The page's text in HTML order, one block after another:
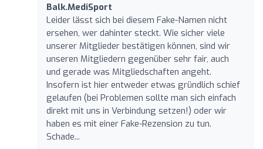
Balk.MediSport
Leider lässt sich bei diesem Fake-Namen nicht
ersehen, wer dahinter steckt. Wie sicher viele
unserer Mitglieder bestätigen können, sind wir
unseren Mitgliedern gegenüber sehr fair, auch
und gerade was Mitgliedschaften angeht.
Insofern ist hier entweder etwas gründlich schief
gelaufen (bei Problemen sollte man sich einfach
direkt mit uns in Verbindung setzen!) oder wir
haben es mit einer Fake-Rezension zu tun.
Schade...